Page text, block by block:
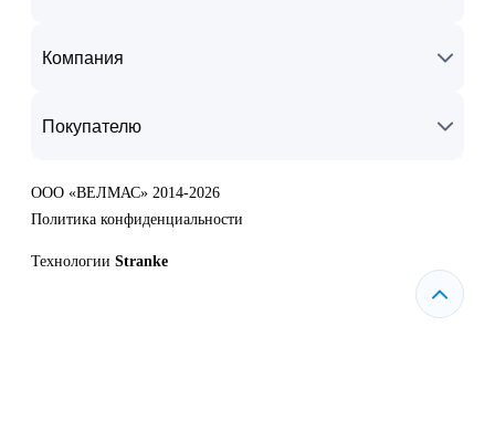
Компания
Покупателю
ООО «ВЕЛМАС» 2014-2026
Политика конфиденциальности
Технологии Stranke